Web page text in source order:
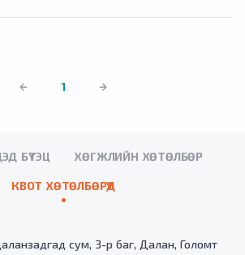
1
БҮТЭЦ ХӨГЖЛИЙН ХӨТӨЛБӨР
КВОТ ХӨТӨЛБӨРҮҮД
сум, 3-р баг, Далан, Голомт